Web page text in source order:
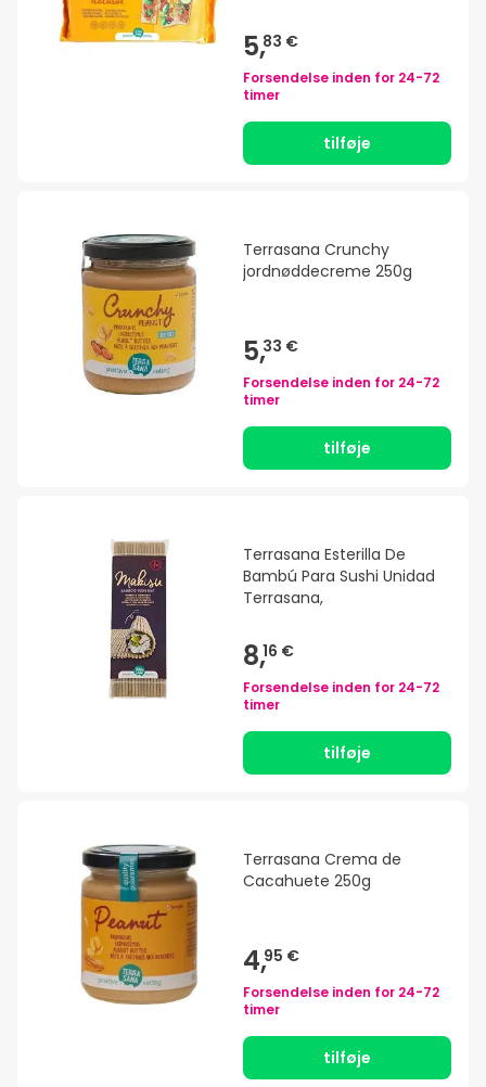
5,83 €
Forsendelse inden for 24-72
timer
tilføje
Terrasana Crunchy
jordnøddecreme 250g
5,33 €
Forsendelse inden for 24-72
timer
tilføje
Terrasana Esterilla De
Bambú Para Sushi Unidad
Terrasana,
8,16 €
Forsendelse inden for 24-72
timer
tilføje
Terrasana Crema de
Cacahuete 250g
4,95 €
Forsendelse inden for 24-72
timer
tilføje